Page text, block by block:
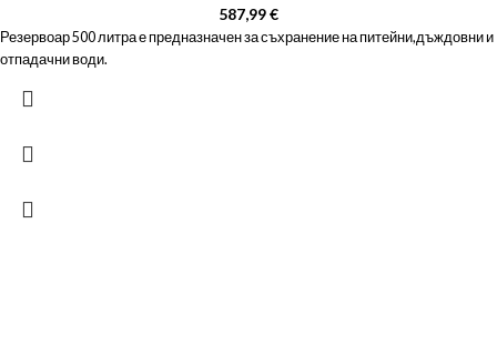
587,99€
Резервоар 500 литра е предназначен за съхранение на питейни,дъждовни и
отпадачни води.